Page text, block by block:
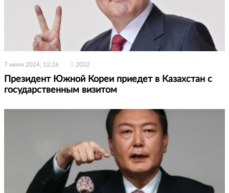
7 июня 2024, 12:26 2022
Президент Южной Кореи приедет в Казахстан с
государственным визитом